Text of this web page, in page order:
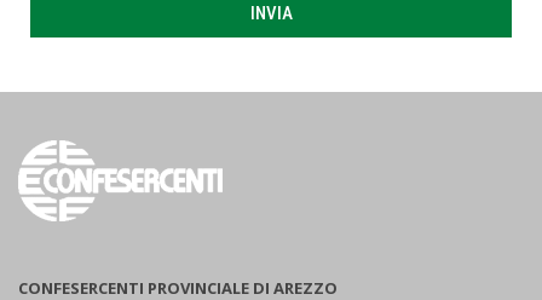
INVIA
CONFESERCENTI PROVINCIALE DI AREZZO